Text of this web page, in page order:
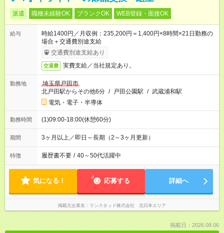
派遣 職種未経験OK ブランクOK WEB登録・面接OK
給与
時給1400円／月収例：235,200円＝1,400円×8時間×21日勤務の
場合＋交通費別途支給
交通費別途支給あり
交通費 実費支給／当社規定あり。
勤務地
埼玉県戸田市
北戸田駅からその他6分 / 戸田公園駅 / 武蔵浦和駅
電気・電子・半導体
勤務時間 (1)09:00-18:00(休憩60分)
期間 3ヶ月以上／即日～長期（2～3ヶ月更新）
特徴 履歴書不要 / 40～50代活躍中
気になる！ 応募する 詳細へ
掲載元企業名 ランスタッド株式会社 北日本エリア
掲載日：2026.08.06